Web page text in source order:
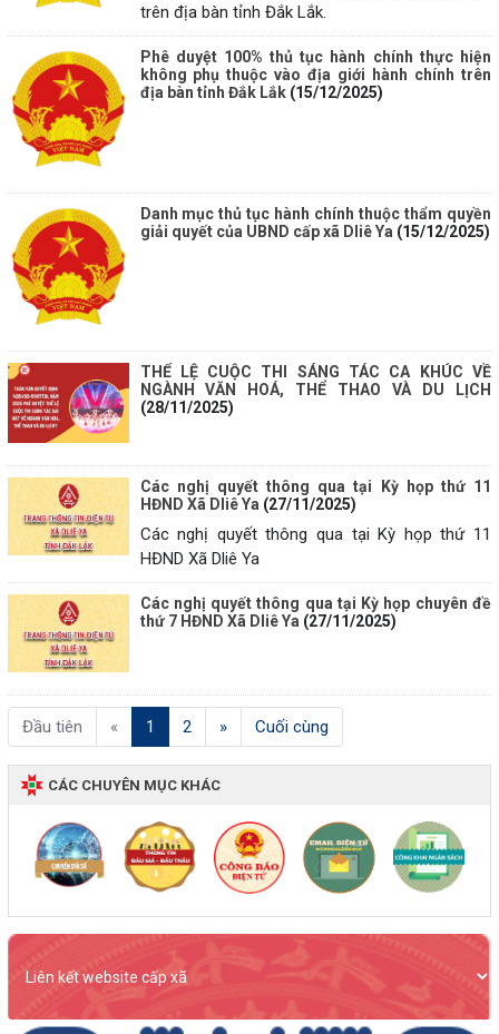
trên địa bàn tỉnh Đắk Lắk.
Phê duyệt 100% thủ tục hành chính thực hiện
không phụ thuộc vào địa giới hành chính trên
địa bàn tỉnh Đắk Lắk (15/12/2025)
Danh mục thủ tục hành chính thuộc thẩm quyền
giải quyết của UBND cấp xã Dliê Ya (15/12/2025)
THỂ LỆ CUỘC THI SÁNG TÁC CA KHÚC VỀ
NGÀNH VĂN HOÁ, THỂ THAO VÀ DU LỊCH
(28/11/2025)
Các nghị quyết thông qua tại Kỳ họp thứ 11
HĐND Xã Dliê Ya (27/11/2025)
Các nghị quyết thông qua tại Kỳ họp thứ 11
HĐND Xã Dliê Ya
Các nghị quyết thông qua tại Kỳ họp chuyên đề
thứ 7 HĐND Xã Dliê Ya (27/11/2025)
Đầu tiên « 1 (current)
2 » Cuối cùng
CÁC CHUYÊN MỤC KHÁC